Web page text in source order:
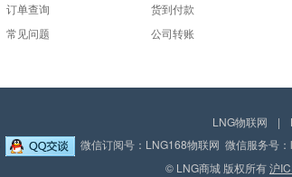
订单查询
常见问题
货到付款
公司转账
LNG物联网 |
微信订阅号：LNG168物联网 微信服务号
© LNG商城 版权所有沪